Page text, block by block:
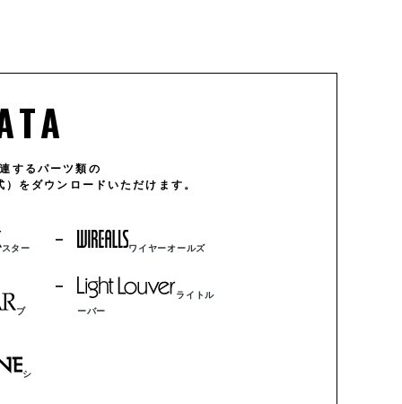
するパーツ類の
をダウンロードいただけます。
スター
ブ
シ
ワイヤーオールズ
ライトル
ーバー